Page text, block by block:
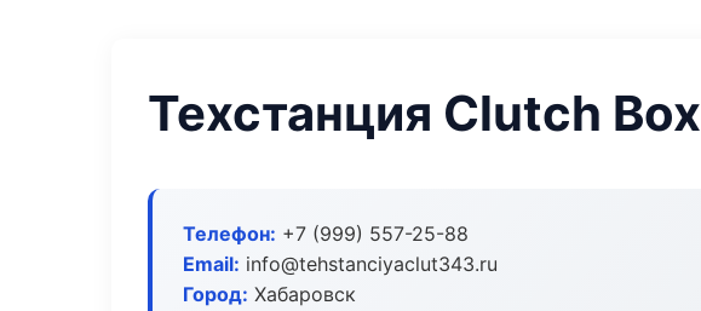
Техстанция Clutch Box
Телефон: +7 (999) 557-25-88
Email: info@tehstanciyaclut343.ru
Город: Хабаровск